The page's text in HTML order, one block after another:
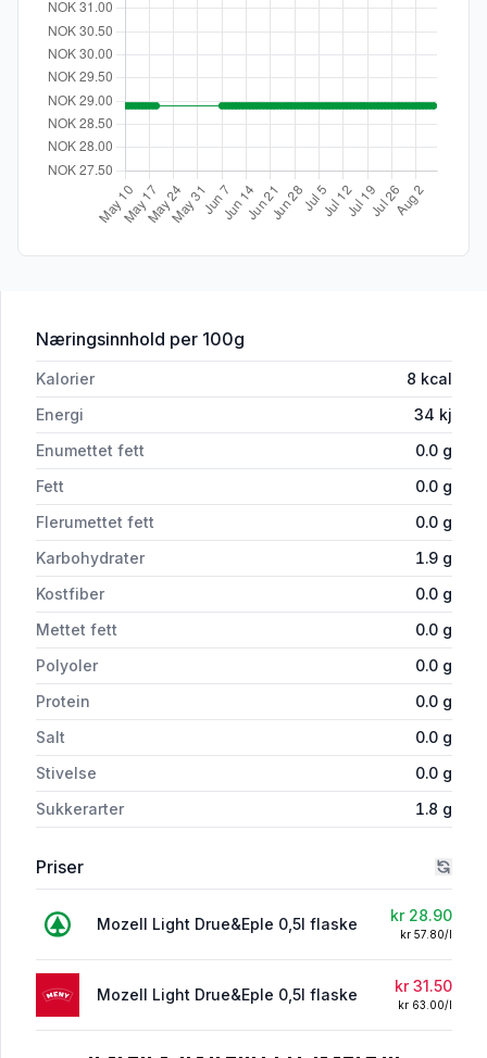
Næringsinnhold for 'Mozell Drue & Eple Light 0,5l'
per 100g
Kalorier 8 kcal
Energi
34 kj
Enumettet fett
0.0 g
Fett
0.0 g
Flerumettet fett
0.0 g
Karbohydrater
1.9 g
Kostfiber
0.0 g
Mettet fett
0.0 g
Polyoler
0.0 g
Protein
0.0 g
Salt
0.0 g
Stivelse
0.0 g
Sukkerarter
1.8 g
Priser
Mozell Light Drue&Eple 0,5l flaske kr 28.90
kr 57.80/l
Mozell Light Drue&Eple 0,5l flaske kr 31.50
kr 63.00/l